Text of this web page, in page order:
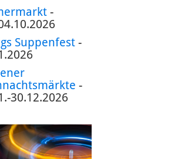
-
Suppenfest-
-
30.12.2026